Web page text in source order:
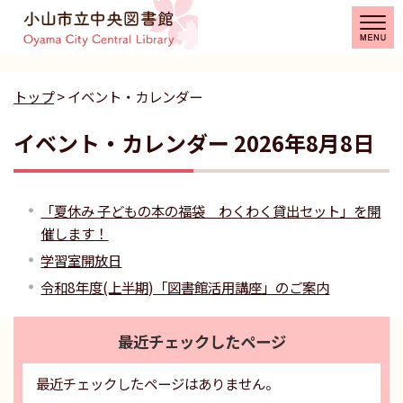
トップ> イベント・カレンダー
イベント・カレンダー 2026年8月8日
「夏休み 子どもの本の福袋 わくわく貸出セット」を開
催します！
学習室開放日
令和8年度(上半期)「図書館活用講座」のご案内
最近チェックしたページ
最近チェックしたページはありません。